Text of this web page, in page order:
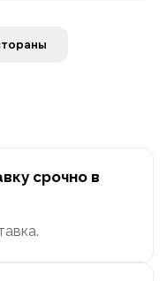
все рестораны
срочно в